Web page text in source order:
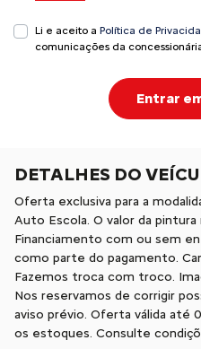
Li e aceito a Política de
comunicações da
Entrar
DETALHES DO
Oferta exclusiva para a
Auto Escola. O valor da
Financiamento com ou sem
como parte do pagamento.
Fazemos troca com troco.
Nos reservamos de corrigir
aviso prévio. Oferta válida até
os estoques. Consulte